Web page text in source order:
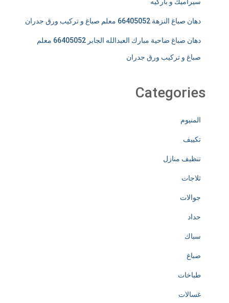
دهان صباغ النزهة 66405052 معلم صباغ و تركيب ورق جدران
دهان صباغ ضاحية مبارك العبدالله الجابر 66405052 معلم
صباغ و تركيب ورق جدران
Categories
المنيوم
تكييف
تنظيف منازل
ثلاجات
جوالات
حداد
سباك
صباغ
طباخات
غسالات